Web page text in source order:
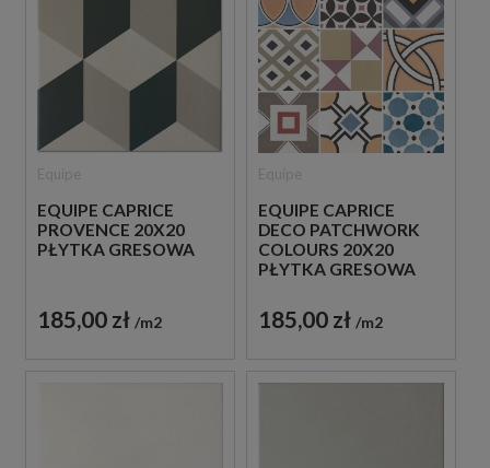
EQUIPE CAPRICE
PROVENCE 20X20
PŁYTKA GRESOWA
185,00 zł m2
EQUIPE CAPRICE
DECO PATCHWORK
COLOURS 20X20
PŁYTKA GRESOWA
185,00 zł m2